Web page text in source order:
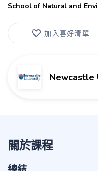
School of Natural and
加入喜好清單
Newcastle
關於課程